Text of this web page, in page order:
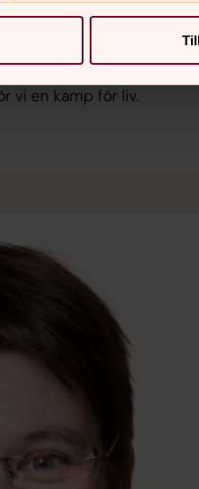
Act Svenska kyrkan
med tusentals
vi en kamp för liv.